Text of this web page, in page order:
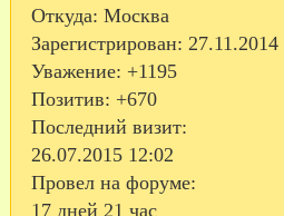
Откуда: Москва
Зарегистрирован: 27.11.2014
Уважение: +1195
Позитив: +670
Последний визит:
26.07.2015 12:02
Провел на форуме:
17 дней 21 час